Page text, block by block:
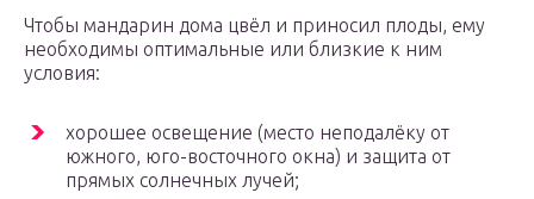
Чтобы мандарин дома цвёл и приносил плоды, ему
необходимы оптимальные или близкие к ним
условия:
хорошее освещение (место неподалёку от
южного, юго-восточного окна) и защита от
прямых солнечных лучей;